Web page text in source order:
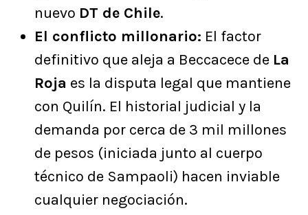
nuevo DT de Chile.
El conflicto millonario: El factor
definitivo que aleja a Beccacece de La
Roja es la disputa legal que mantiene
con Quilín. El historial judicial y la
demanda por cerca de 3 mil millones
de pesos (iniciada junto al cuerpo
técnico de Sampaoli) hacen inviable
cualquier negociación.